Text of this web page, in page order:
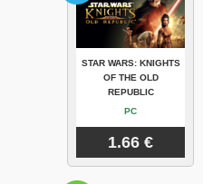
STAR WARS: KNIGHTS
OF THE OLD
REPUBLIC
PC
1.66 €